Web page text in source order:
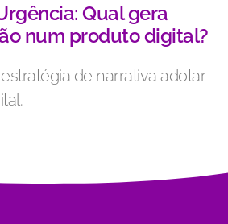
Qual gera
num produto digital?
de narrativa adotar